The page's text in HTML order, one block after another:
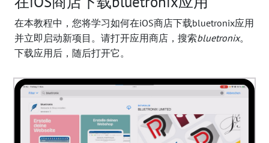
在本教程中，您将学习如何在iOS商店下载bluetronix应用
并立即启动新项目。请打开应用商店，搜索bluetronix。
下载应用后，随后打开它。